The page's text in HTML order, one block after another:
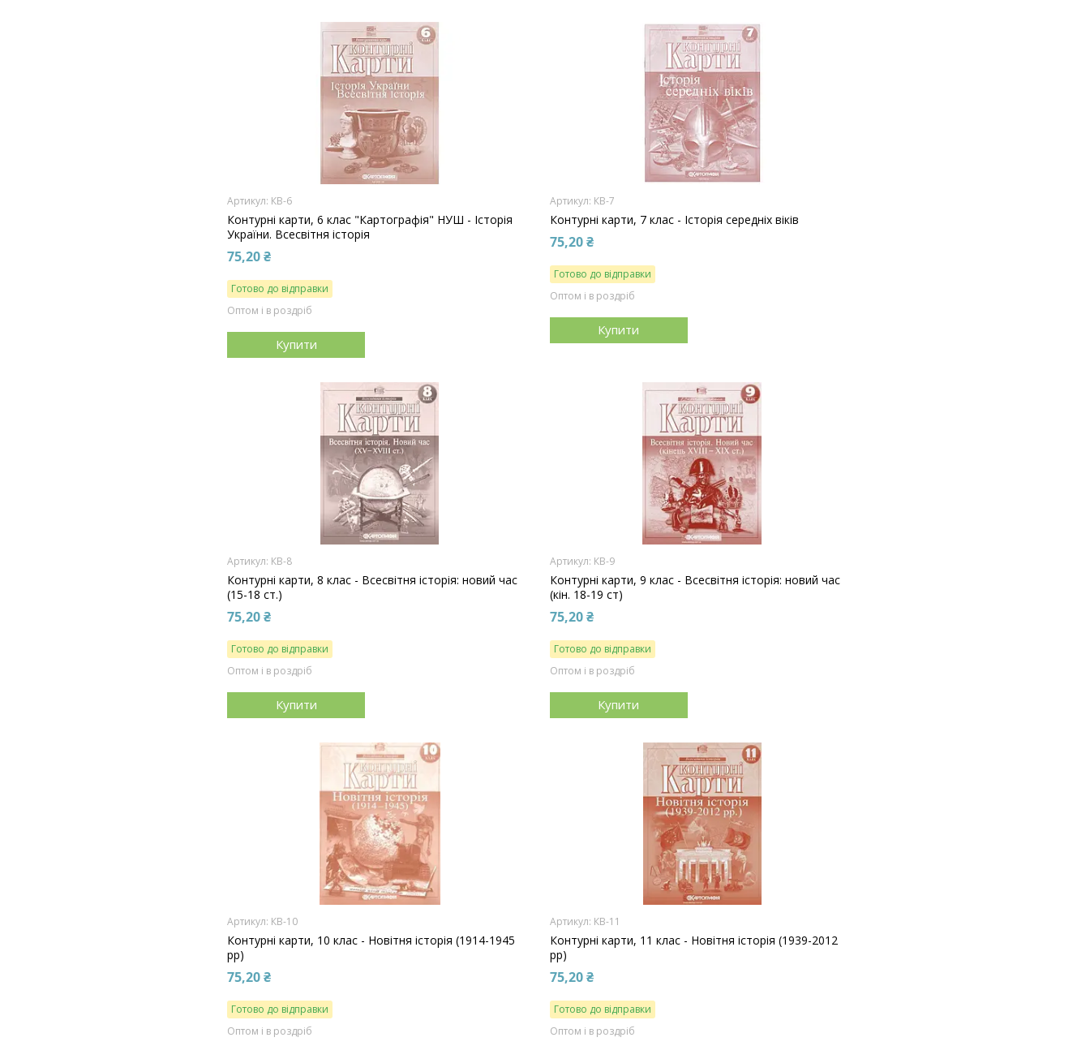
КВ-6
Контурні карти, 6 клас "Картографія" НУШ - Історія
України. Всесвітня історія
75,20 ₴
Готово до відправки
Оптом і в роздріб
Купити
КВ-7
Контурні карти, 7 клас - Історія середніх віків
75,20 ₴
Готово до відправки
Оптом і в роздріб
Купити
КВ-8
Контурні карти, 8 клас - Всесвітня історія: новий час
(15-18 ст.)
75,20 ₴
Готово до відправки
Оптом і в роздріб
Купити
КВ-9
Контурні карти, 9 клас - Всесвітня історія: новий час
(кін. 18-19 ст)
75,20 ₴
Готово до відправки
Оптом і в роздріб
Купити
КВ-10
Контурні карти, 10 клас - Новітня історія (1914-1945
рр)
75,20 ₴
Готово до відправки
Оптом і в роздріб
КВ-11
Контурні карти, 11 клас - Новітня історія (1939-2012
рр)
75,20 ₴
Готово до відправки
Оптом і в роздріб